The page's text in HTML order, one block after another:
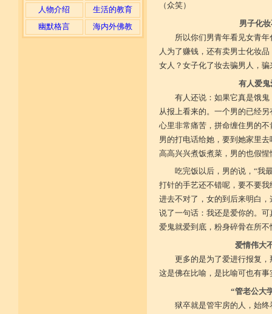
人物介绍
生活的教育
幽默格言
海内外佛教
（众笑）
男子化
所以你们男青年看见女青
人为了赚钱，还有卖男士化妆
女人？女子化了妆去骗男人，骗
有人爱
有人还说：如果它真是饿
从报上看来的。一个男的已经
心里非常痛苦，拼命缠住男的
男的打电话给她，要到她家里
高高兴兴煮饭煮菜，男的也假惺
吃完饭以后，男的说，“我
打针的手艺还不错呢，要不要
进去不对了，女的到后来明白
说了一句话：我还是爱你的。
爱鬼就爱到底，粉身碎骨在所
爱情伟大
更多的是为了爱进行报复
这是佛在比喻，是比喻可也有事
“管老公大
狱卒就是管牢房的人，始